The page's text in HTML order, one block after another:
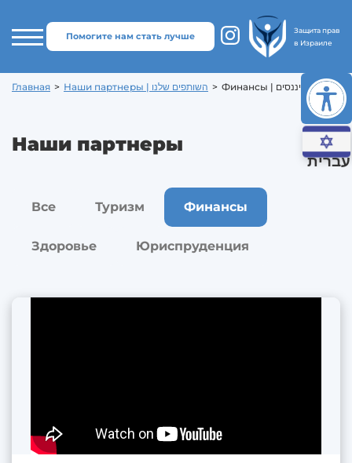
עברית
Помогите нам стать лучше
Защита прав
в Израиле
Главная > Наши партнеры | השותפים שלנו > Финансы | פיננסים
Наши партнеры
Все Туризм Финансы
Здоровье Юриспруденция